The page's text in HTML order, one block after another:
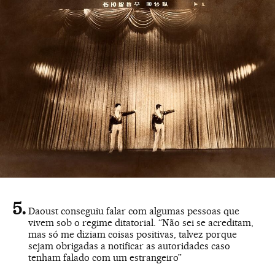
Daoust conseguiu falar com algumas pessoas que
vivem sob o regime ditatorial. “Não sei se acreditam,
mas só me diziam coisas positivas, talvez porque
sejam obrigadas a notificar as autoridades caso
tenham falado com um estrangeiro”